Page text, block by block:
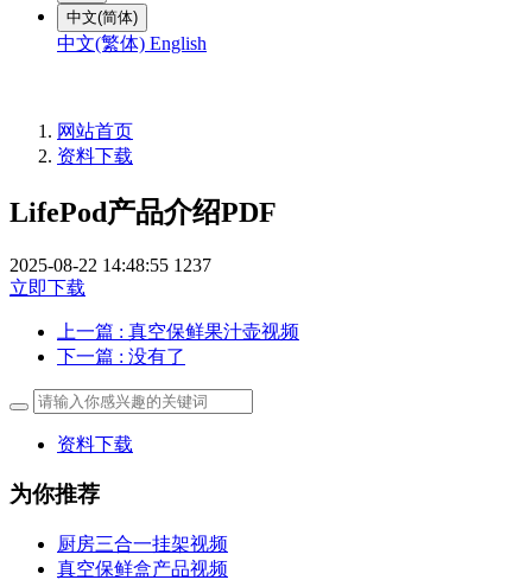
中文(简体)
中文(繁体) English
网站首页
资料下载
LifePod产品介绍PDF
2025-08-22 14:48:55 1237
立即下载
上一篇 : 真空保鲜果汁壶视频
下一篇 : 没有了
资料下载
为你推荐
厨房三合一挂架视频
真空保鲜盒产品视频